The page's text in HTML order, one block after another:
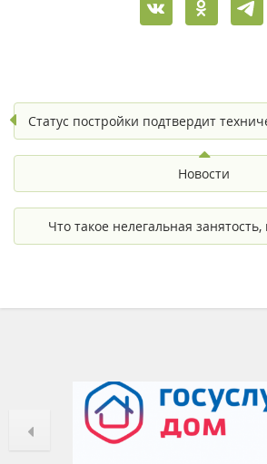
Статус постройки подтвердит
Новости
Что такое нелегальная